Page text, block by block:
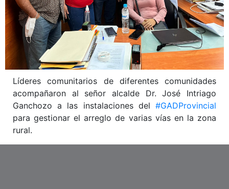
Líderes comunitarios de diferentes comunidades
acompañaron al señor alcalde Dr. José Intriago
Ganchozo a las instalaciones del #GADProvincial
para gestionar el arreglo de varias vías en la zona
rural.